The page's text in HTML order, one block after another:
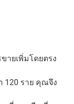
ายเพิ่มโดยตรง
120 ราย คุณจึง